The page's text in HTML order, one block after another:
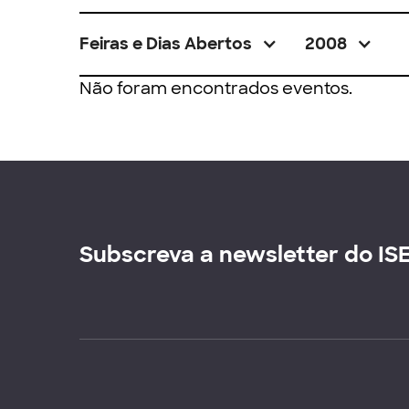
Feiras e Dias Abertos 2008
Não foram encontrados eventos.
Subscreva a newsletter do